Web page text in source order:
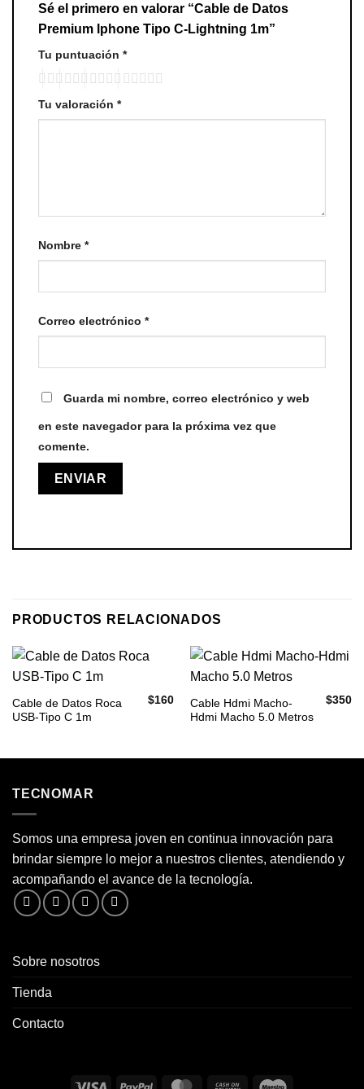
Sé el primero en valorar “Cable de Datos
Premium lphone Tipo C-Lightning 1m”
Tu puntuación *
Tu valoración *
Nombre *
Correo electrónico *
Guarda mi nombre, correo electrónico y web
en este navegador para la próxima vez que
comente.
PRODUCTOS RELACIONADOS
Cable de Datos Roca
USB-Tipo C 1m
$160
Cable Hdmi Macho-
Hdmi Macho 5.0 Metros
$350
TECNOMAR
Somos una empresa joven en continua innovación para
brindar siempre lo mejor a nuestros clientes, atendiendo y
acompañando el avance de la tecnología.
Sobre nosotros
Tienda
Contacto
Visa PayPal MasterCardCash